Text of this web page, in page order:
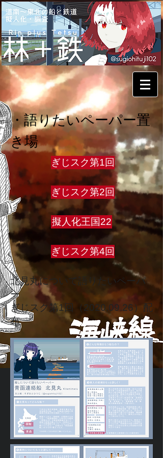
・語りたいペーパー置
き場
ぎじスク第1回
ぎじスク第2回
擬人化王国22
ぎじスク第4回
北見丸について語りたいペーパ
ー
ぎじスク第1回（2020.09.26）配
布